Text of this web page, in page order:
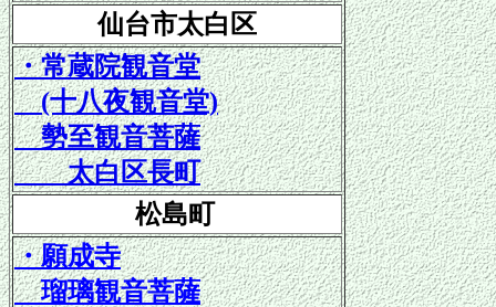
仙台市太白区
・常蔵院観音堂
(十八夜観音堂)
勢至観音菩薩
太白区長町
松島町
・願成寺
瑠璃観音菩薩